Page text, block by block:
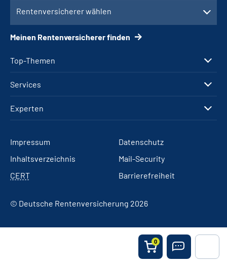
0
Top-Themen
Services
Experten
Rentenversicherer wählen
Meinen Rentenversicherer finden
Impressum
Datenschutz
Inhaltsverzeichnis
Mail-Security
CERT
Barrierefreiheit
© Deutsche Rentenversicherung 2026